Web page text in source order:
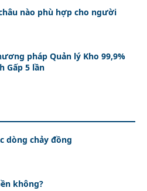
nào phù hợp cho người
pháp Quản lý Kho 99,9%
Gấp 5 lần
dòng chảy đồng
không?